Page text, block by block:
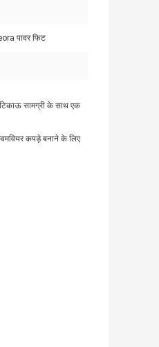
पावर फिट
टिकाऊ सामग्री के साथ एक
कपड़े बनाने के लिए